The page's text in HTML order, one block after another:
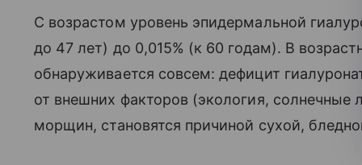
С возрастом уровень эпидермальной
до 47 лет) до 0,015% (к 60 годам). В
обнаруживается совсем: дефицит
от внешних факторов (экология, солнечные
морщин, становятся причиной сухой,